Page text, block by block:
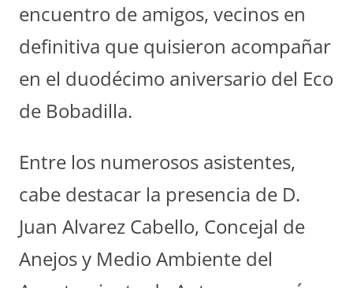
encuentro de amigos, vecinos en
definitiva que quisieron acompañar
en el duodécimo aniversario del Eco
de Bobadilla.
Entre los numerosos asistentes,
cabe destacar la presencia de D.
Juan Alvarez Cabello, Concejal de
Anejos y Medio Ambiente del